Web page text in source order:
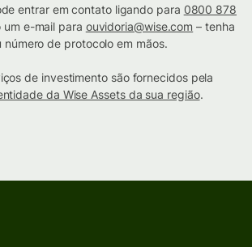
entrar em contato ligando para 0800 878
um e-mail para ouvidoria@wise.com – tenha
número de protocolo em mãos.
de investimento são fornecidos pela
da Wise Assets da sua região.